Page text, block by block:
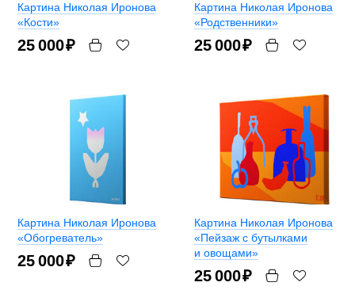
Картина Николая Иронова
«Кости»
25 000₽
Картина Николая Иронова
«Родственники»
25 000₽
Картина Николая Иронова
«Обогреватель»
25 000₽
Картина Николая Иронова
«Пейзаж с бутылками
и овощами»
25 000₽